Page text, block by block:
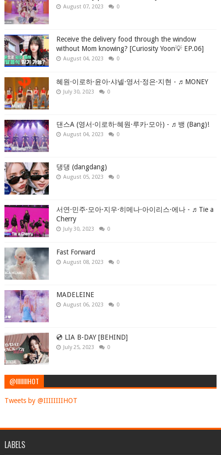
August 07, 2023 0
Receive the delivery food through the window
without Mom knowing? [Curiosity Yoon💡 EP.06]
August 04, 2023 0
혜원·이로하·윤아·샤넬·영서·정은·지현 - ♬MONEY
July 30, 2023 0
댄스A (영서·이로하·혜원·루카·모아) - ♬뱅 (Bang)!
August 04, 2023 0
댕댕 (dangdang)
August 05, 2023 0
서연·민주·모아·지우·히메나·아이리스·에나 - ♬Tie a
Cherry
July 30, 2023 0
Fast Forward
August 08, 2023 0
MADELEINE
August 06, 2023 0
💿 LIA B-DAY [BEHIND]
July 25, 2023 0
@IIIIIIIIHOT
Tweets by @IIIIIIIIHOT
LABELS